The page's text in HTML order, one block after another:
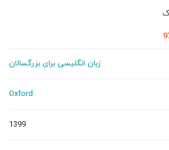
زبان انگلیسی برای بزرگسالان
Oxford
1399